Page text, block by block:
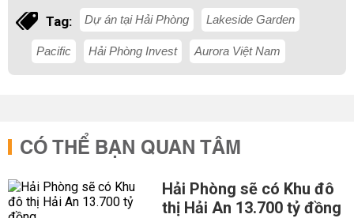
Tag: Dự án tại Hải Phòng Lakeside Garden
Pacific Hải Phòng Invest Aurora Việt Nam
CÓ THỂ BẠN QUAN TÂM
Hải Phòng sẽ có Khu đô
thị Hải An 13.700 tỷ đồng